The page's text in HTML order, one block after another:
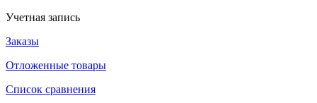
Учетная запись
Заказы
Отложенные товары
Список сравнения